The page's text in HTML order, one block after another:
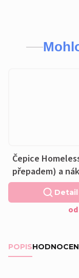
Čepice
přepadem) a
LIMETKA -
tmavě šedá
od
Detail
POPIS